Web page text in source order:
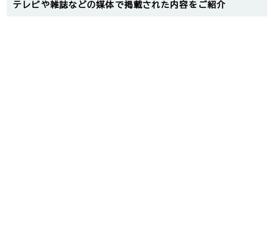
テレビや雑誌などの媒体で掲載された内容をご紹介